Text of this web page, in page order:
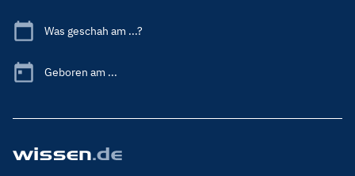
Was geschah am ...?
Geboren am ...